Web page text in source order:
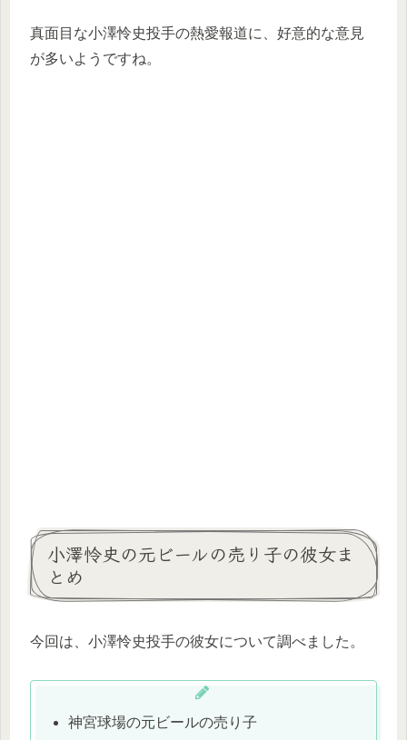
真面目な小澤怜史投手の熱愛報道に、好意的な意見
が多いようですね。
小澤怜史の元ビールの売り子の彼女ま
とめ
今回は、小澤怜史投手の彼女について調べました。
神宮球場の元ビールの売り子